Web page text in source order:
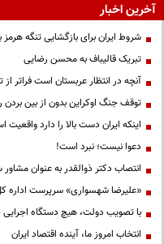
آخرین اخبار
شروط ایران برای بازگشایی تنگه
تبریک قالیباف به محسن رضایی
آنچه در انتظار عربستان است فراتر
توقف جنگ اوکراین بدون از بین
اینکه ایران دست بالا را دارد واقعیت
دعوا نیست؛ نبرد است!
انتصاب دکتر ذوالقدر به عنوان
«علیرضا شهسواری» سرپرست اداره
با تصویب دولت، هیچ دستگاه
انتخاب امروز ما، آینده اقتصاد ایران